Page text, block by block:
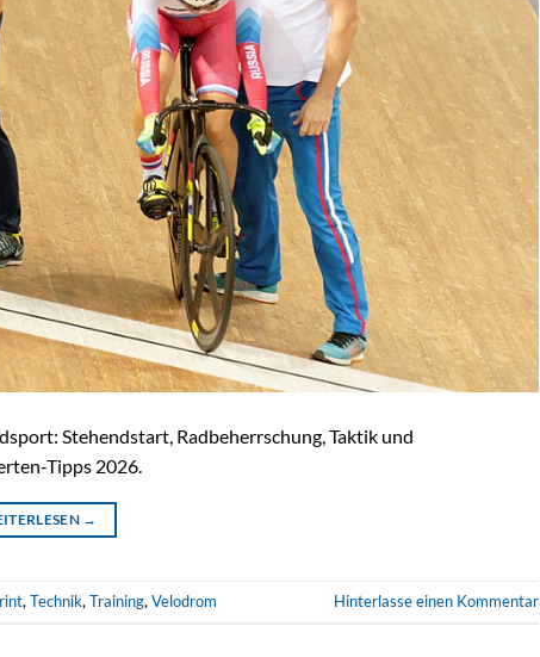
Stehendstart, Radbeherrschung, Taktik und
Tipps 2026.
→
, Technik, Training, Velodrom Hinterlasse einen Kommentar